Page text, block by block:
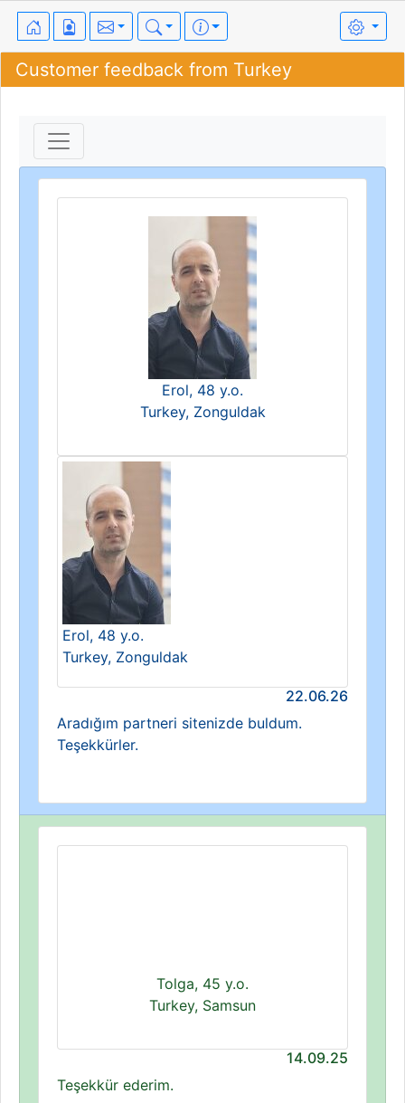
Customer feedback from Turkey
Erol, 48 y.o.
Turkey, Zonguldak
Erol, 48 y.o.
Turkey, Zonguldak
22.06.26
Aradığım partneri sitenizde buldum.
Teşekkürler.
Tolga, 45 y.o.
Turkey, Samsun
14.09.25
Teşekkür ederim.